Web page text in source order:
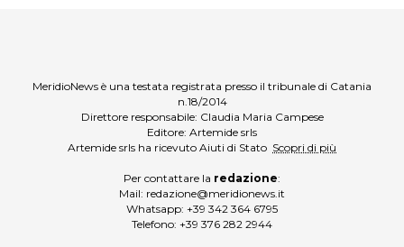
MeridioNews è una testata registrata presso il tribunale di Catania
n.18/2014
Direttore responsabile: Claudia Maria Campese
Editore: Artemide srls
Artemide srls ha ricevuto Aiuti di Stato Scopri di più
Per contattare la redazione:
Mail: redazione@meridionews.it
Whatsapp: +39 342 364 6795
Telefono: +39 376 282 2944